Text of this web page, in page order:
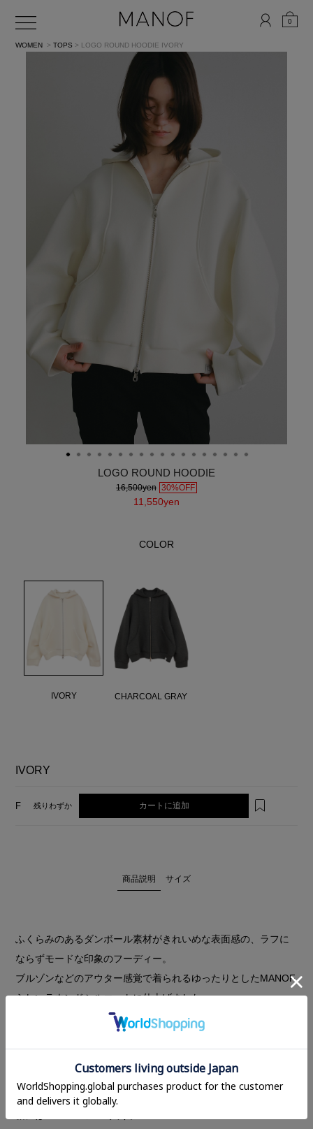
0
WOMEN >TOPS > LOGO ROUND HOODIE IVORY
LOGO ROUND HOODIE
16,500yen 30%OFF
11,550yen
COLOR
IVORY CHARCOAL GRAY
IVORY
F 残りわずか カートに追加
商品説明 サイズ
ふくらみのあるダンボール素材がきれいめな表面感の、ラフに
ならずモードな印象のフーディー。
ブルゾンなどのアウター感覚で着られるゆったりとしたMANOF
らしいラウンドシルエットに仕上げました。
ダブルジップなのでボトムに合わせて開閉具合を調節していた
プリパンツやレギンスも好相性。バランスの取りやすいアイテ
ムです。